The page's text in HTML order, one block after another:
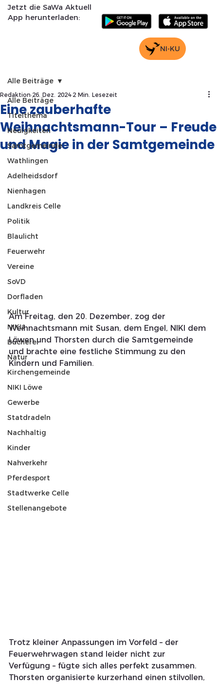
Jetzt die SaWa Aktuell
App herunterladen:
NI-KU
Alle Beiträge
Titelthema
Neuigkeiten
Samtgemeinde
Wathlingen
Adelheidsdorf
Nienhagen
Landkreis Celle
Politik
Blaulicht
Feuerwehr
Vereine
SoVD
Dorfladen
Kultur
NIKU
Bücherei
Natur
Kirchengemeinde
NIKI Löwe
Gewerbe
Statdradeln
Nachhaltig
Kinder
Nahverkehr
Pferdesport
Stadtwerke Celle
Stellenangebote
Alle Beiträge
Eine zauberhafte
Weihnachtsmann-Tour – Freude
und Magie in der Samtgemeinde
Redaktion 26. Dez. 2024 2 Min. Lesezeit
Am Freitag, den 20. Dezember, zog der
Weihnachtsmann mit Susan, dem Engel, NIKI dem
Löwen und Thorsten durch die Samtgemeinde
und brachte eine festliche Stimmung zu den
Kindern und Familien.
Trotz kleiner Anpassungen im Vorfeld – der
Feuerwehrwagen stand leider nicht zur
Verfügung – fügte sich alles perfekt zusammen.
Thorsten organisierte kurzerhand einen stilvollen,